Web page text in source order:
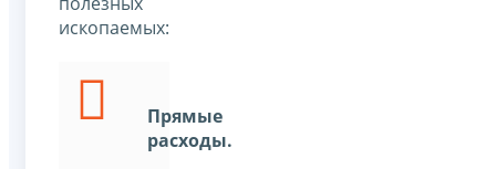
ископаемых:
Прямые
расходы.